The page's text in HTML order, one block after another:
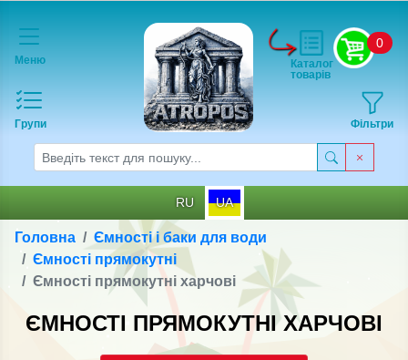
Меню
Групи
0
Фільтри
Каталог
товарів
RU UA
Головна
Ємності і баки для води
Ємності прямокутні
Ємності прямокутнi харчовi
ЄМНОСТІ ПРЯМОКУТНI ХАРЧОВI